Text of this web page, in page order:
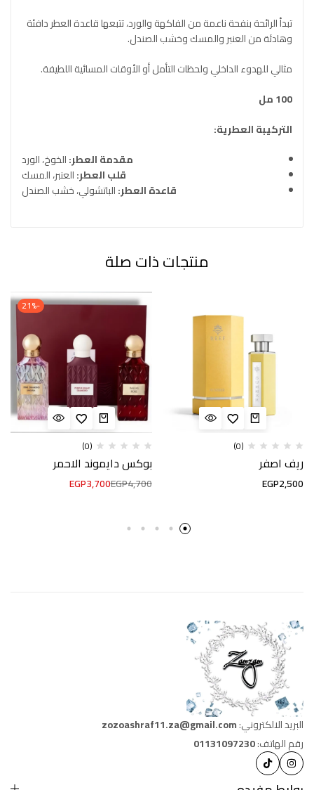
تبدأ الرائحة بنفحة ناعمة من الفاكهة والورد، تتبعها قاعدة العطر دافئة
وهادئة من العنبر والمسك وخشب الصندل.
مثالي للهدوء الداخلي ولحظات التأمل أو الأوقات المسائية اللطيفة.
100 مل
التركيبة العطرية:
مقدمة العطر:الخوخ، الورد
قلب العطر:العنبر، المسك
قاعدة العطر:الباتشولي، خشب الصندل
منتجات ذات صلة
(0)
ريف اصفر
EGP2,500
-21%
(0)
بوكس دايموند الاحمر
EGP4,700
EGP3,700
البريد الالكتروني:zozoashraf11.za@gmail.com
رقم الهاتف:01131097230